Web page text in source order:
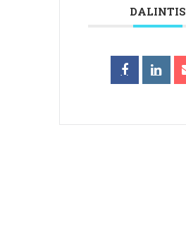
DALINTIS